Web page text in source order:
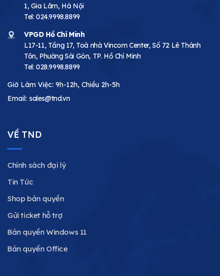
1, Gia Lâm, Hà Nội
Tel: 024.9998.8899
VPGD Hồ Chí Minh
L17-11, Tầng 17, Toà nhà Vincom Center, Số 72 Lê Thánh
Tôn, Phường Sài Gòn, TP. Hồ Chí Minh
Tel: 028.9998.8899
Giờ Làm Việc: 9h-12h, Chiều 2h-5h
Email: sales@tnd.vn
VỀ TND
Chính sách đại lý
Tin Tức
Shop bản quyền
Gửi ticket hỗ trợ
Bản quyền Windows 11
Bản quyền Office